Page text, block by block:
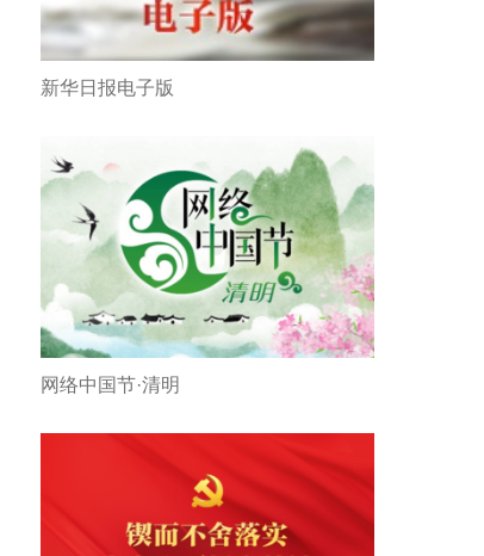
新华日报电子版
网络中国节·清明